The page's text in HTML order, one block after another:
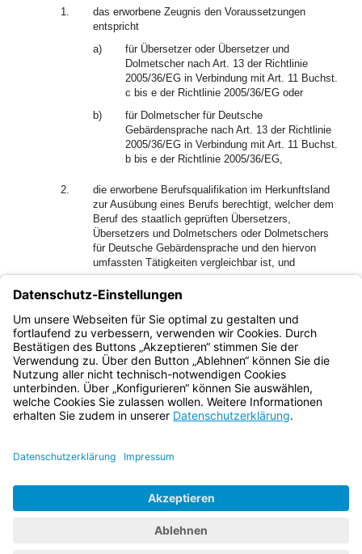
1.
das erworbene Zeugnis den Voraussetzungen
entspricht
a)
für Übersetzer oder Übersetzer und
Dolmetscher nach Art. 13 der Richtlinie
2005/36/EG in Verbindung mit Art. 11 Buchst.
c bis e der Richtlinie 2005/36/EG oder
b)
für Dolmetscher für Deutsche
Gebärdensprache nach Art. 13 der Richtlinie
2005/36/EG in Verbindung mit Art. 11 Buchst.
b bis e der Richtlinie 2005/36/EG,
2.
die erworbene Berufsqualifikation im Herkunftsland
zur Ausübung eines Berufs berechtigt, welcher dem
Beruf des staatlich geprüften Übersetzers,
Übersetzers und Dolmetschers oder Dolmetschers
für Deutsche Gebärdensprache und den hiervon
umfassten Tätigkeiten vergleichbar ist, und
und der entsprechenden landesrechtlich geregelten
Berufsausbildung keine wesentlichen Unterschiede
im Sinn des Art. 9 Abs. 2 BayBQFG bestehen.
Bayern.de
BayernPortal
Impressum